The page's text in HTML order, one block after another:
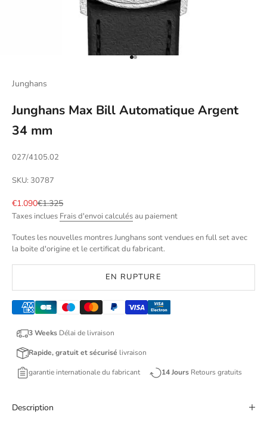
Aller à l'élément 1
Aller à l'élément 2
Junghans
Junghans Max Bill Automatique Argent
34 mm
027/4105.02
SKU: 30787
Prix de vente
€1.090Prix normal
€1.325
Taxes inclues Frais d'envoi calculésau paiement
Toutes les nouvelles montres Junghans sont vendues en full set avec
la boite d'origine et le certificat du fabricant.
EN RUPTURE
3 Weeks Délai de livraison
Rapide, gratuit et sécurisé livraison
garantie internationale du fabricant 14 Jours Retours gratuits
Description